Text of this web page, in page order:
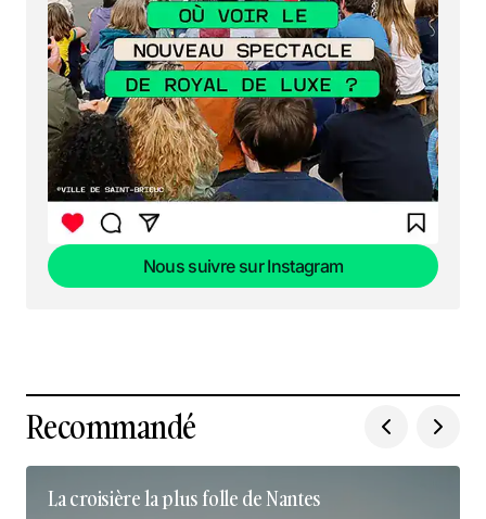
Nous suivre sur Instagram
Recommandé
La croisière la plus folle de Nantes